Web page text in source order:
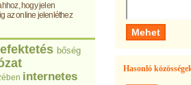
hogy jelen
az online jelenléthez
bőség
internetes
Hasonló